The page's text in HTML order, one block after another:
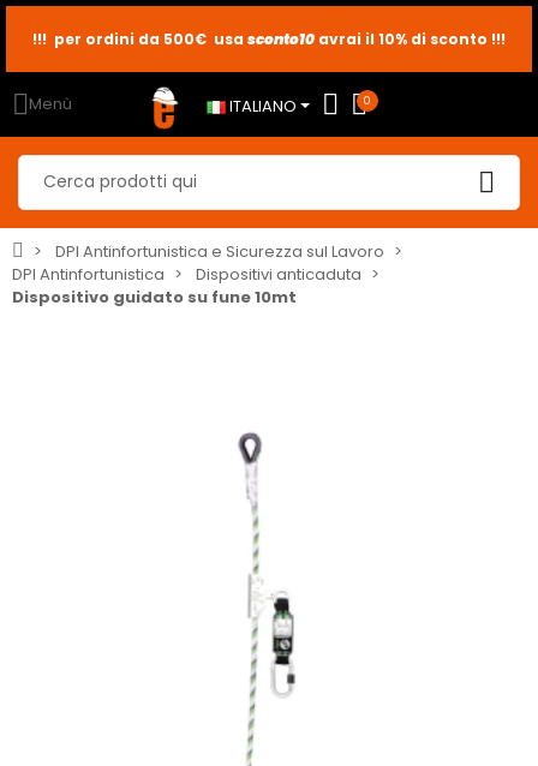
sconto2
sconto5
!!! per ordini da 500€ usa sconto10 avrai il 10% di sconto !!!
Menù ITALIANO 0
DPI Antinfortunistica e Sicurezza sul Lavoro
DPI Antinfortunistica
Dispositivi anticaduta
Dispositivo guidato su fune 10mt